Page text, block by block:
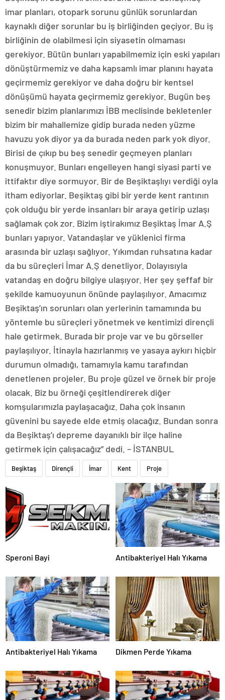
imar planları, otopark sorunu günlük sorunlardan
kaynaklı diğer sorunlar bu iş birliğinden geçiyor. Bu iş
birliğinin de olabilmesi için siyasetin olmaması
gerekiyor. Bütün bunları yapabilmemiz için eski yapıları
dönüştürmemiz ve daha kapsamlı imar planını hayata
geçirmemiz gerekiyor ve daha doğru bir kentsel
dönüşümü hayata geçirmemiz gerekiyor. Bugün beş
senedir bizim planlarımızı İBB meclisinde bekletenler
bizim bir mahallemize gidip burada neden yüzme
havuzu yok diyor ya da burada neden park yok diyor.
Birisi de çıkıp bu beş senedir geçmeyen planları
konuşmuyor. Bunları engelleyen hangi siyasi parti ve
ittifaktır diye sormuyor. Bir de Beşiktaşlıyı verdiği oyla
itham ediyorlar. Beşiktaş gibi bir yerde kent rantının
çok olduğu bir yerde insanları bir araya getirip uzlaşı
sağlamak çok zor. Bizim iştirakımız Beşiktaş İmar A.Ş
bunları yapıyor. Vatandaşlar ve yüklenici firma
arasında bir uzlaşı sağlıyor. Yıkımdan ruhsatına kadar
da bu süreçleri İmar A.Ş denetliyor. Dolayısıyla
vatandaş en doğru bilgiye ulaşıyor. Her şey şeffaf bir
şekilde kamuoyunun önünde paylaşılıyor. Amacımız
Beşiktaş’ın sorunları olan yerlerinin tamamında bu
yöntemle bu süreçleri yönetmek ve kentimizi dirençli
hale getirmek. Burada bir proje var ve bu görseller
paylaşılıyor. İtinayla hazırlanmış ve yasaya aykırı hiçbir
durumun olmadığı, tamamıyla kamu tarafından
denetlenen projeler. Bu proje güzel ve örnek bir proje
olacak. Biz bu örneği çeşitlendirerek diğer
komşularımızla paylaşacağız. Daha çok insanın
güvenini bu sayede elde etmiş olacağız. Bundan sonra
da Beşiktaş’ı depreme dayanıklı bir ilçe haline
getirmek için çalışacağız” dedi. – İSTANBUL
Beşiktaş Dirençli İmar Kent Proje
Speroni Bayi Antibakteriyel Halı Yıkama
Antibakteriyel Halı Yıkama Dikmen Perde Yıkama